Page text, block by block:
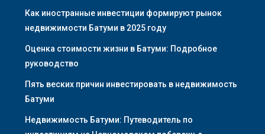
Как иностранные инвестиции формируют рынок
недвижимости Батуми в 2025 году
Оценка стоимости жизни в Батуми: Подробное
руководство
Пять веских причин инвестировать в недвижимость
Батуми
Недвижимость Батуми: Путеводитель по